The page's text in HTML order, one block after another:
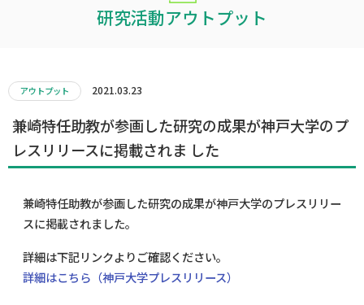
研究活動アウトプット
アウトプット 2021.03.23
兼崎特任助教が参画した研究の成果が神戸大学のプ
レスリリースに掲載されま した
兼崎特任助教が参画した研究の成果が神戸大学のプレスリリー
スに掲載されました。
詳細は下記リンクよりご確認ください。
詳細はこちら（神戸大学プレスリリース）